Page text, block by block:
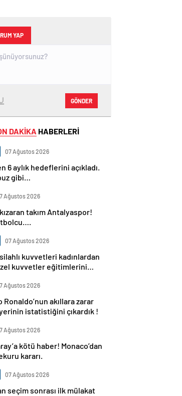
YAP
GÖNDER
DAKİKA HABERLERİ
07 Ağustos 2026
6 aylık hedeflerini açıkladı.
gibi…
Ağustos 2026
takım Antalyaspor!
07 Ağustos 2026
kuvvetleri kadınlardan
kuvvetler eğitimlerini
Ağustos 2026
Ronaldo’nun akıllara zarar
istatistiğini çıkardık !
Ağustos 2026
kötü haber! Monaco’dan
kararı.
07 Ağustos 2026
seçim sonrası ilk mülakat